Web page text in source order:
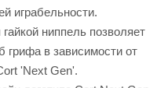
играбельности.
ниппель позволяет
грифа в зависимости от
'Next Gen'.